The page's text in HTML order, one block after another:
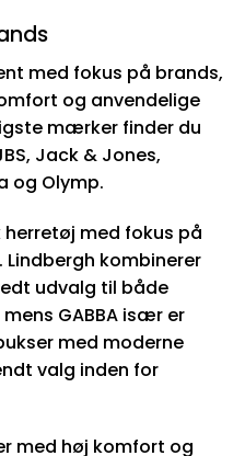
med fokus på brands,
og anvendelige
mærker finder du
Jack & Jones,
og Olymp.
herretøj med fokus på
kombinerer
udvalg til både
GABBA især er
med moderne
valg inden for
med høj komfort og